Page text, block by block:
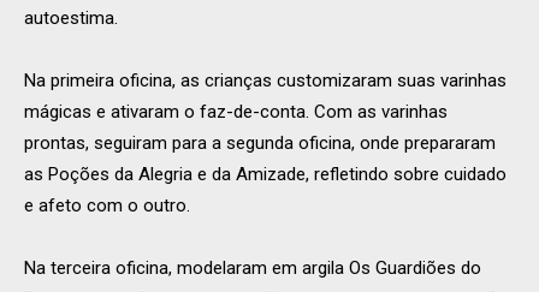
autoestima.
Na primeira oficina, as crianças customizaram suas varinhas
mágicas e ativaram o faz-de-conta. Com as varinhas
prontas, seguiram para a segunda oficina, onde prepararam
as Poções da Alegria e da Amizade, refletindo sobre cuidado
e afeto com o outro.
Na terceira oficina, modelaram em argila Os Guardiões do